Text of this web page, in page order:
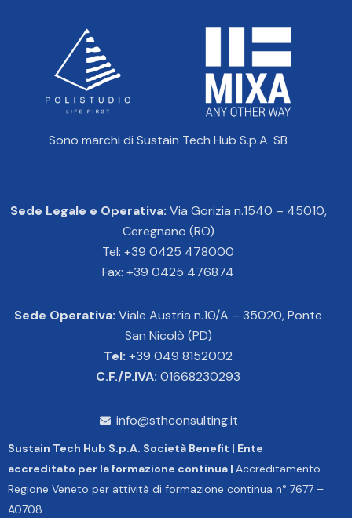
Sono marchi di Sustain Tech Hub S.p.A. SB
Sede Legale e Operativa: Via Gorizia n.1540 – 45010,
Ceregnano (RO)
Tel: +39 0425 478000
Fax: +39 0425 476874
Sede Operativa: Viale Austria n.10/A – 35020, Ponte
San Nicolò (PD)
Tel: +39 049 8152002
C.F./P.IVA: 01668230293
info@sthconsulting.it
Sustain Tech Hub S.p.A. Società Benefit | Ente
accreditato per la formazione continua | Accreditamento
Regione Veneto per attività di formazione continua n° 7677 –
A0708